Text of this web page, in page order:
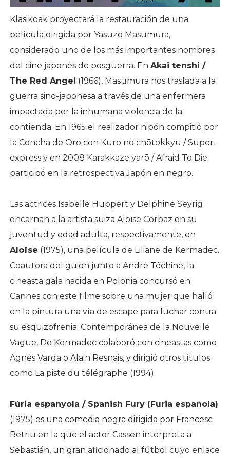
Klasikoak proyectará la restauración de una
película dirigida por Yasuzo Masumura,
considerado uno de los más importantes nombres
del cine japonés de posguerra. En Akai tenshi /
The Red Angel (1966), Masumura nos traslada a la
guerra sino-japonesa a través de una enfermera
impactada por la inhumana violencia de la
contienda. En 1965 el realizador nipón compitió por
la Concha de Oro con Kuro no chōtokkyu / Super-
express y en 2008 Karakkaze yarō / Afraid To Die
participó en la retrospectiva Japón en negro.
Las actrices Isabelle Huppert y Delphine Seyrig
encarnan a la artista suiza Aloïse Corbaz en su
juventud y edad adulta, respectivamente, en
Aloïse (1975), una película de Liliane de Kermadec.
Coautora del guion junto a André Téchiné, la
cineasta gala nacida en Polonia concursó en
Cannes con este filme sobre una mujer que halló
en la pintura una vía de escape para luchar contra
su esquizofrenia. Contemporánea de la Nouvelle
Vague, De Kermadec colaboró con cineastas como
Agnès Varda o Alain Resnais, y dirigió otros títulos
como La piste du télégraphe (1994).
Fúria espanyola / Spanish Fury (Furia española)
(1975) es una comedia negra dirigida por Francesc
Betriu en la que el actor Cassen interpreta a
Sebastián, un gran aficionado al fútbol cuyo enlace